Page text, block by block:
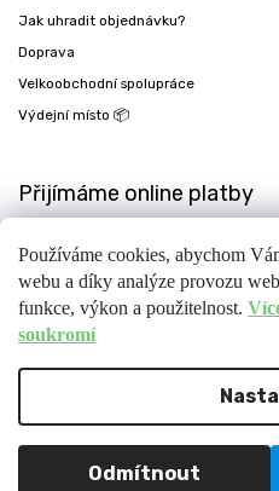
Používáme cookies, abychom
webu a díky analýze provozu
funkce, výkon a použitelnost.
soukromí
Odmítnout
Jak uhradit objednávku?
Doprava
Velkoobchodní spolupráce
Výdejní místo 📦
Přijímáme online platby
Fit-day.
Upravit
|